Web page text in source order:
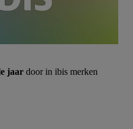
jaar door in ibis merken